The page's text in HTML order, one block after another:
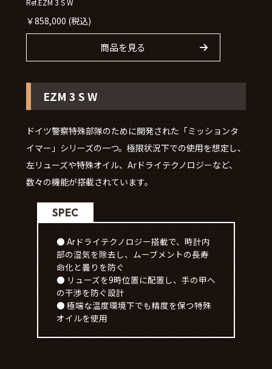
￥858,000 (税込)
商品を見る
EZM 3 S W
ドイツ警察特殊部隊のために開発された「ミッションタ
イマー」シリーズの一つ。極限状況下での使用を想定し、
左リューズや特殊オイル、Arドライテクノロジーなど、
数々の機能が搭載されています。
SPEC
● Arドライテクノロジー搭載で、時計内
部の湿気を除去し、ムーブメントの長寿
命化と曇りを防ぐ
● リューズを9時位置に配置し、手の甲へ
の干渉を防ぐ設計
● 極端な温度環境下でも精度を保つ特殊
オイルを使用